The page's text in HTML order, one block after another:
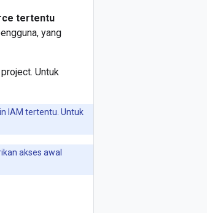
tertentu
yang
Untuk
IAM tertentu. Untuk
akses awal